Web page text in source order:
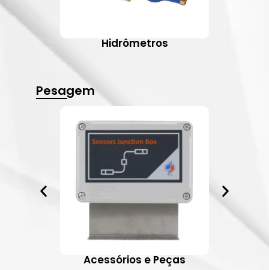
Hidrômetros
Pesagem
Acessórios e Peças